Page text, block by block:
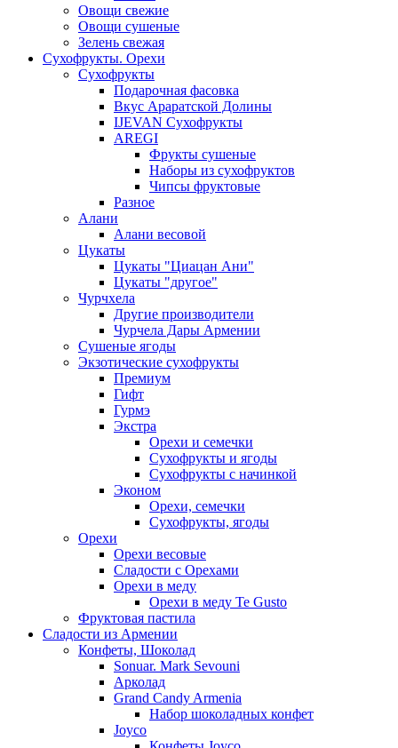
Овощи свежие
Овощи сушеные
Зелень свежая
Сухофрукты. Орехи
Сухофрукты
Подарочная фасовка
Вкус Араратской Долины
IJEVAN Сухофрукты
AREGI
Фрукты сушеные
Наборы из сухофруктов
Чипсы фруктовые
Разное
Алани
Алани весовой
Цукаты
Цукаты "Циацан Ани"
Цукаты "другое"
Чурчхела
Другие производители
Чурчела Дары Армении
Сушеные ягоды
Экзотические сухофрукты
Премиум
Гифт
Гурмэ
Экстра
Орехи и семечки
Сухофрукты и ягоды
Сухофрукты с начинкой
Эконом
Орехи, семечки
Сухофрукты, ягоды
Орехи
Орехи весовые
Сладости с Орехами
Орехи в меду
Орехи в меду Te Gusto
Фруктовая пастила
Сладости из Армении
Конфеты, Шоколад
Sonuar. Mark Sevouni
Арколад
Grand Candy Armenia
Набор шоколадных конфет
Joyco